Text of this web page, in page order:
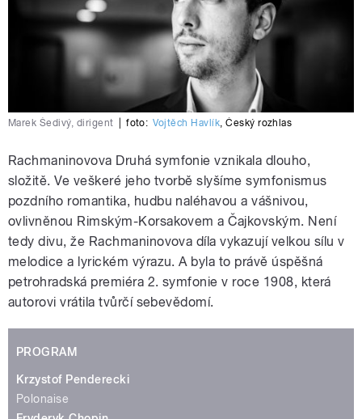
Marek Šedivý, dirigent foto: Vojtěch Havlík ,Český rozhlas
Rachmaninovova Druhá symfonie vznikala dlouho,
složitě. Ve veškeré jeho tvorbě slyšíme symfonismus
pozdního romantika, hudbu naléhavou a vášnivou,
ovlivněnou Rimským-Korsakovem a Čajkovským. Není
tedy divu, že Rachmaninovova díla vykazují velkou sílu v
melodice a lyrickém výrazu. A byla to právě úspěšná
petrohradská premiéra 2. symfonie v roce 1908, která
autorovi vrátila tvůrčí sebevědomí.
PROGRAM
Krzystof Penderecki
Polonaise